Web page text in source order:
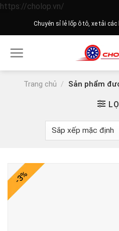
https://cholop.vn/
to
Chuyên sỉ lẻ lốp ô tô, xe tải
Trang chủ / Sản phẩm
-3%